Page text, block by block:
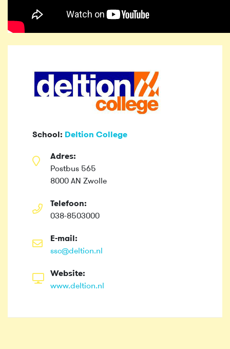
School: Deltion College
Adres:
Postbus 565
8000 AN Zwolle
Telefoon:
038-8503000
E-mail:
ssc@deltion.nl
Website:
www.deltion.nl